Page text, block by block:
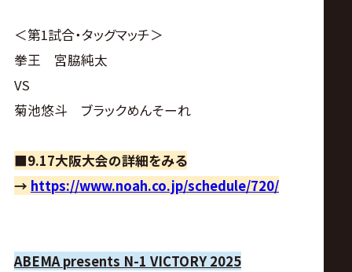
＜第1試合・タッグマッチ＞
拳王 宮脇純太
VS
菊池悠斗 ブラックめんそーれ
■9.17大阪大会の詳細をみる
→ https://www.noah.co.jp/schedule/720/
ABEMA presents N-1 VICTORY 2025